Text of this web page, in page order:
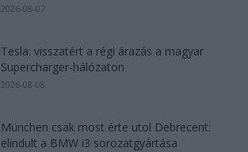
2026-08-07
Tesla: visszatért a régi árazás a magyar
Supercharger-hálózaton
2026-08-08
München csak most érte utol Debrecent:
elindult a BMW i3 sorozatgyártása